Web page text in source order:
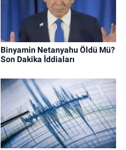
Binyamin Netanyahu Öldü Mü?
Son Dakika İddiaları